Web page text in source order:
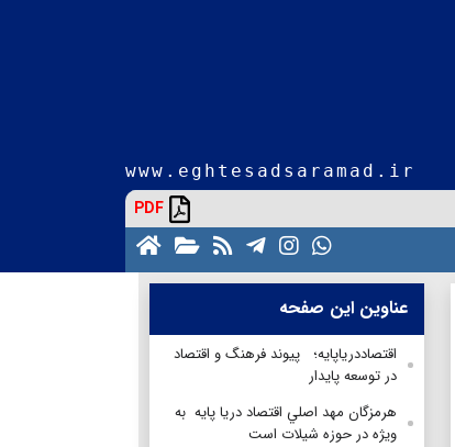
www.eghtesadsaramad.ir
PDF
عناوین این صفحه
اقتصاددریاپایه؛ پیوند فرهنگ و اقتصاد
در توسعه پایدار
هرمزگان مهد اصلي اقتصاد دريا پايه به
ويژه در حوزه شيلات است